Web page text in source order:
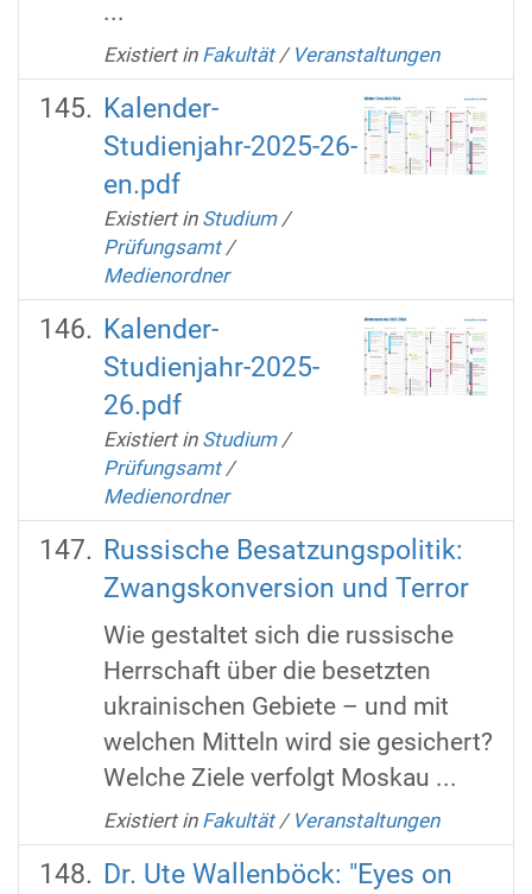
...
Existiert in Fakultät / Veranstaltungen
Kalender-
Studienjahr-2025-26-
en.pdf
Existiert in Studium /
Prüfungsamt /
Medienordner
Kalender-
Studienjahr-2025-
26.pdf
Existiert in Studium /
Prüfungsamt /
Medienordner
Russische Besatzungspolitik:
Zwangskonversion und Terror
Wie gestaltet sich die russische
Herrschaft über die besetzten
ukrainischen Gebiete – und mit
welchen Mitteln wird sie gesichert?
Welche Ziele verfolgt Moskau ...
Existiert in Fakultät / Veranstaltungen
Dr. Ute Wallenböck: "Eyes on